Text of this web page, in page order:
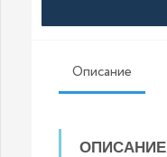
Описание
ОПИСАНИЕ